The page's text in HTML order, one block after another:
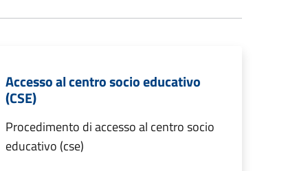
Accesso al centro socio educativo
(CSE)
Procedimento di accesso al centro socio
educativo (cse)